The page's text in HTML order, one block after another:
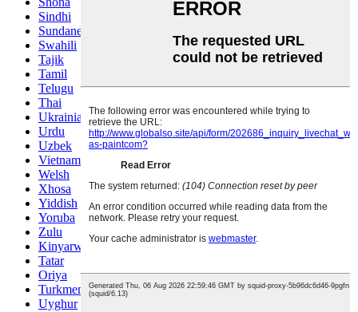
Sindhi
Sundanese
Swahili
Tajik
Tamil
Telugu
Thai
Ukrainian
Urdu
Uzbek
Vietnamese
Welsh
Xhosa
Yiddish
Yoruba
Zulu
Kinyarwanda
Tatar
Oriya
Turkmen
Uyghur